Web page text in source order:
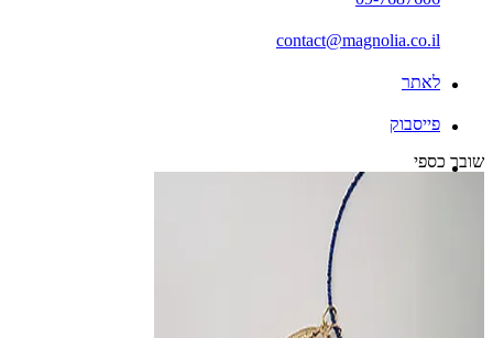
contact@magnolia.co.il
לאתר
פייסבוק
שובר כספי